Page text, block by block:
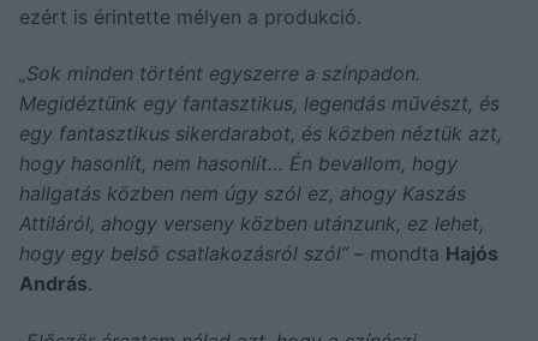
ezért is érintette mélyen a produkció.
„Sok minden történt egyszerre a színpadon.
Megidéztünk egy fantasztikus, legendás művészt, és
egy fantasztikus sikerdarabot, és közben néztük azt,
hogy hasonlít, nem hasonlít… Én bevallom, hogy
hallgatás közben nem úgy szól ez, ahogy Kaszás
Attiláról, ahogy verseny közben utánzunk, ez lehet,
hogy egy belső csatlakozásról szól” – mondta Hajós
András.